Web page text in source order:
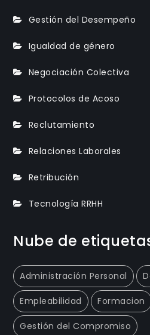
Gestión del Desempeño
Igualdad de género
Negociación Colectiva
Protocolos de Acoso
Reclutamiento
Relaciones Laborales
Retribución
Tecnología RRHH
Nube de
Administración Personal
Empleabilidad Formacion
Gestión del Compromiso